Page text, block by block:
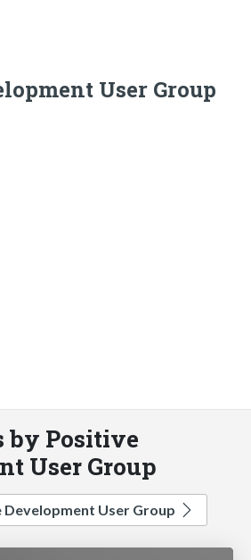
User Group
by Positive
User Group
Development User Group